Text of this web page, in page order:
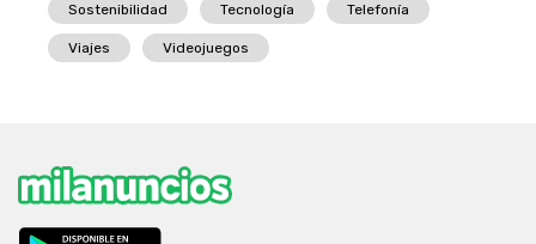
Sostenibilidad Tecnología Telefonía
Viajes Videojuegos